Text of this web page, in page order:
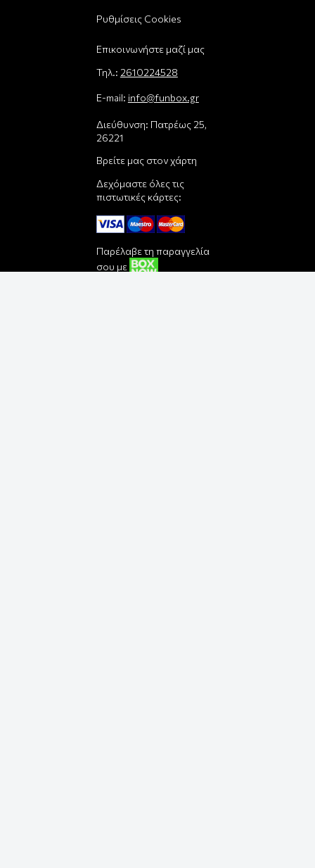
Ρυθμίσεις Cookies
Επικοινωνήστε μαζί μας
Τηλ.: 2610224528
E-mail: info@funbox.gr
Διεύθυνση: Πατρέως 25,
26221
Βρείτε μας στον χάρτη
Δεχόμαστε όλες τις
πιστωτικές κάρτες:
Παρέλαβε τη παραγγελία
σου με